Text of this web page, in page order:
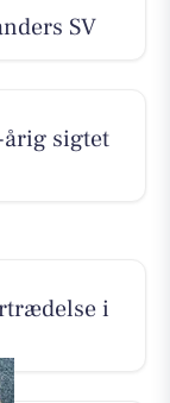
SV
sigtet
i